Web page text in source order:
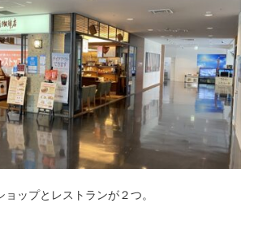
ョップとレストランが２つ。